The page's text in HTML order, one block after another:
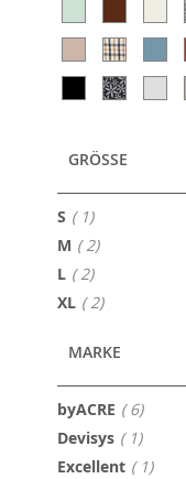
GRÖSSE
S 1Artikel
M 2Artikel
L 2Artikel
XL 2Artikel
MARKE
byACRE 6Artikel
Devisys 1Artikel
Excellent 1Artikel